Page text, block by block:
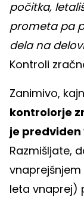
počitka,
prometa pa
dela na
Kontroli
Zanimivo,
kontrolorje
je predviden
Razmišljate,
leta vnaprej)